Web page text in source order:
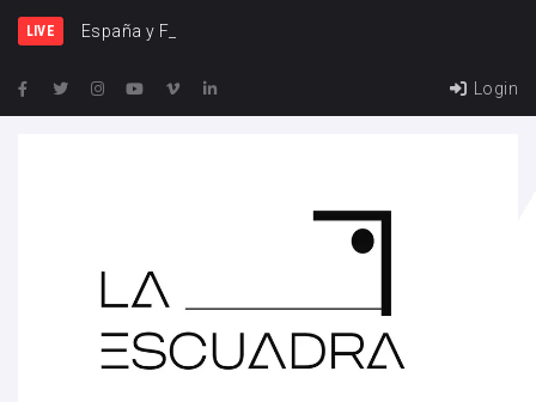
LIVE España y Francia, una riv
Login